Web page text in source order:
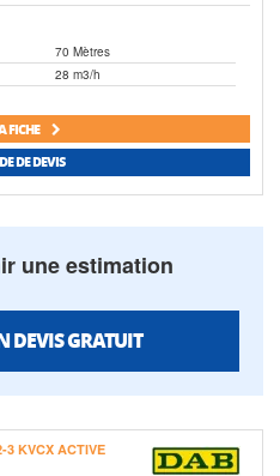
70 Mètres
28 m3/h
FICHE
DE DEVIS
une estimation
DEVIS GRATUIT